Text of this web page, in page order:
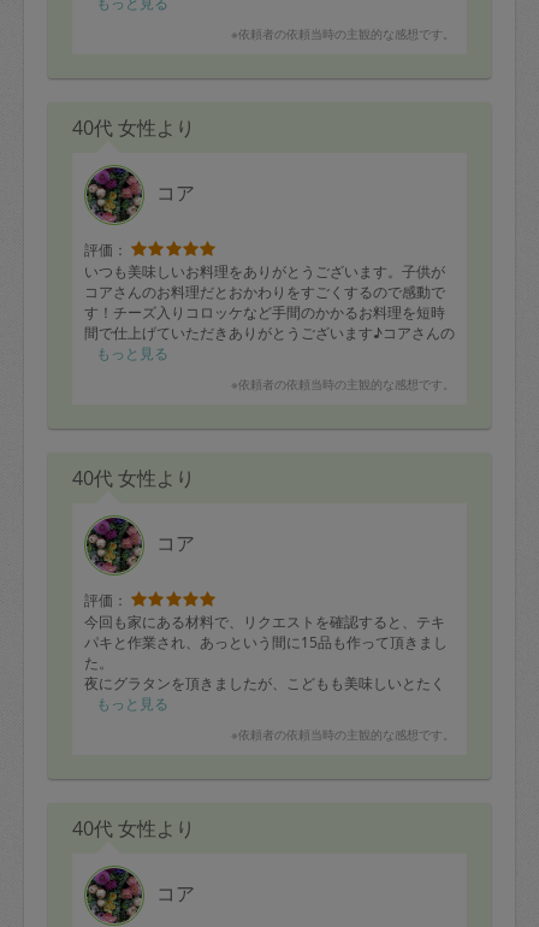
※依頼者の依頼当時の主観的な感想です。
40代 女性より
コア
評価：
いつも美味しいお料理をありがとうございます。子供が
コアさんのお料理だとおかわりをすごくするので感動で
す！チーズ入りコロッケなど手間のかかるお料理を短時
間で仕上げていただきありがとうございます♪コアさんの
揚げ物、子供にいつも大好評です。
ていただき感謝です。また宜しくお願い致します。（写
た💕）
もっと見る
※依頼者の依頼当時の主観的な感想です。
40代 女性より
コア
評価：
今回も家にある材料で、リクエストを確認すると、テキ
パキと作業され、あっという間に15品も作って頂きまし
た。
夜にグラタンを頂きましたが、こどもも美味しいとたく
さん食べていました。
もっと見る
※依頼者の依頼当時の主観的な感想です。
40代 女性より
コア